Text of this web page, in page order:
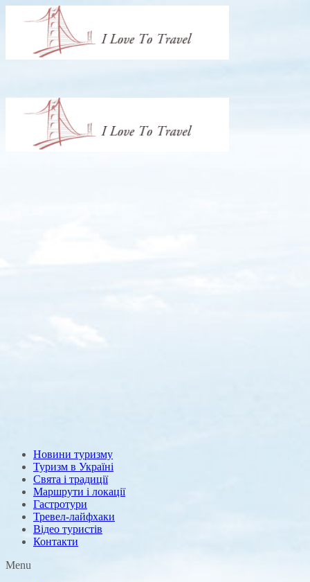
Новини туризму
Туризм в Україні
Свята і традиції
Маршрути і локації
Гастротури
Тревел-лайфхаки
Відео туристів
Контакти
Menu